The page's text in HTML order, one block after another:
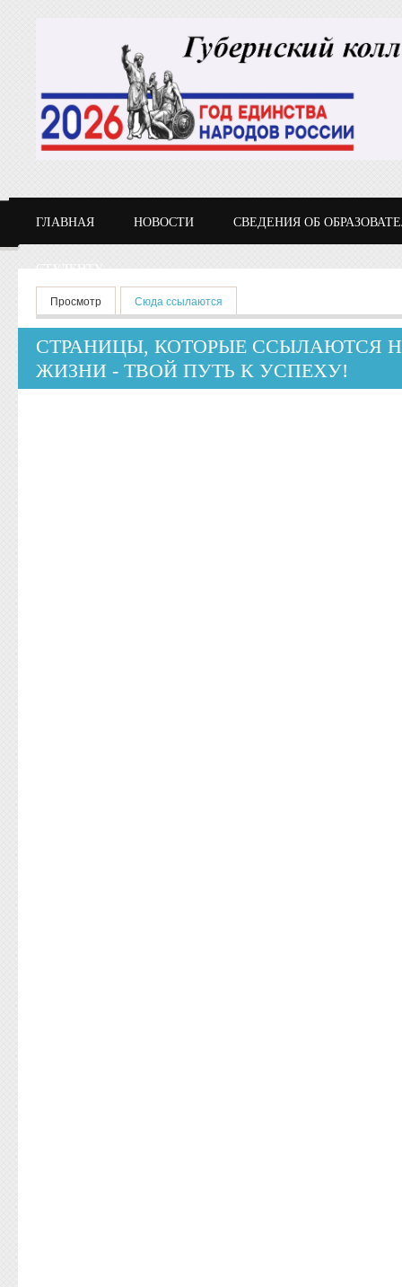
ГЛАВНАЯ НОВОСТИ СВЕДЕНИЯ ОБ
СТУДЕНТУ
Главные вкладки
Просмотр Сюда ссылаются
СТРАНИЦЫ, КОТОРЫЕ ССЫЛАЮТСЯ
ЖИЗНИ - ТВОЙ ПУТЬ К УСПЕХУ!